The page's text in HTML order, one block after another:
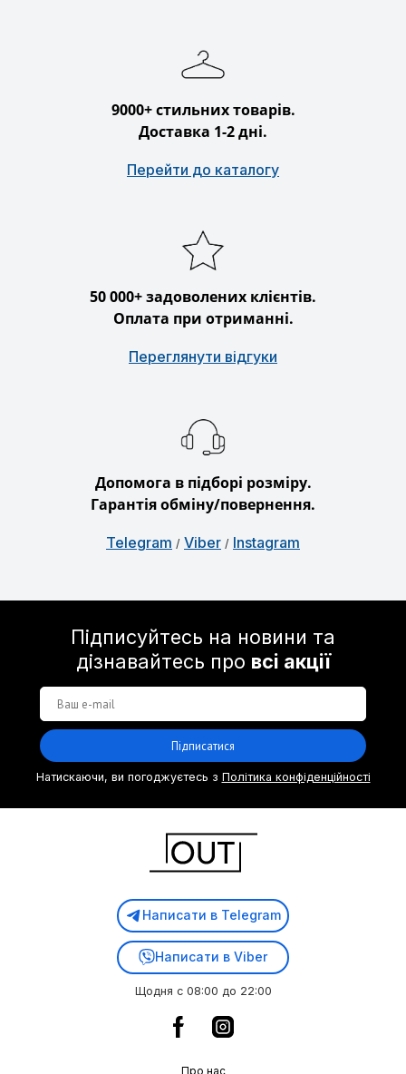
9000+ стильних товарів.
Доставка 1-2 дні.
Перейти до каталогу
50 000+ задоволених клієнтів.
Оплата при отриманні.
Переглянути відгуки
Допомога в підборі розміру.
Гарантія обміну/повернення.
Telegram / Viber / Instagram
Підписуйтесь на новини та
дізнавайтесь про всі акції
Підписатися
Натискаючи, ви погоджуєтесь з Політика конфіденційності
Написати в Telegram
Написати в Viber
Щодня с 08:00 до 22:00
Про нас